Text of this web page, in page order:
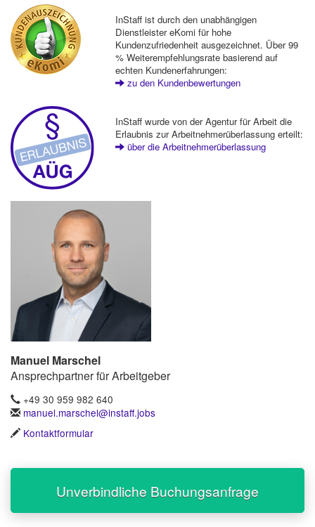
InStaff ist durch den unabhängigen
Dienstleister eKomi für hohe
Kundenzufriedenheit ausgezeichnet. Über 99
% Weiterempfehlungsrate basierend auf
echten Kundenerfahrungen:
zu den Kundenbewertungen
InStaff wurde von der Agentur für Arbeit die
Erlaubnis zur Arbeitnehmerüberlassung erteilt:
über die Arbeitnehmerüberlassung
Manuel Marschel
Ansprechpartner für Arbeitgeber
+49 30 959 982 640
manuel.marschel@instaff.jobs
Kontaktformular
Unverbindliche Buchungsanfrage